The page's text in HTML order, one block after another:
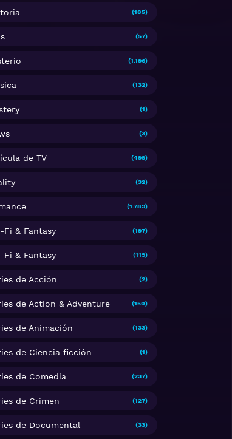
(185)
(57)
(1.196)
(132)
(1)
(3)
de TV (499)
(32)
(1.789)
Fi & Fantasy (197)
Fi & Fantasy (119)
de Acción (2)
de Action & Adventure (150)
de Animación (133)
de Ciencia ficción (1)
de Comedia (237)
de Crimen (127)
de Documental (33)